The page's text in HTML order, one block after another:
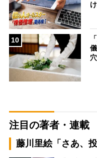
10
注目の著者・連載
藤川里絵「さあ、